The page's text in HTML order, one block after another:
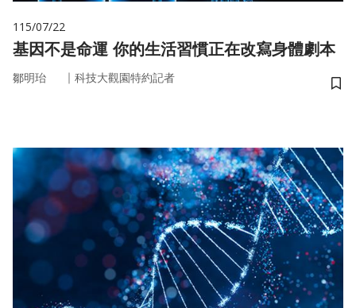
115/07/22
基因不是命運 你的生活習慣正在改寫身體劇本
鄒明珆 ｜ 科技大觀園特約記者
儲